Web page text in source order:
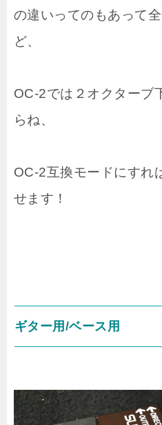
の違いってのもあって
ど、
OC-2では２オクターブ
らね、
OC-2互換モードにすれ
せます！
ギター用/ベース用